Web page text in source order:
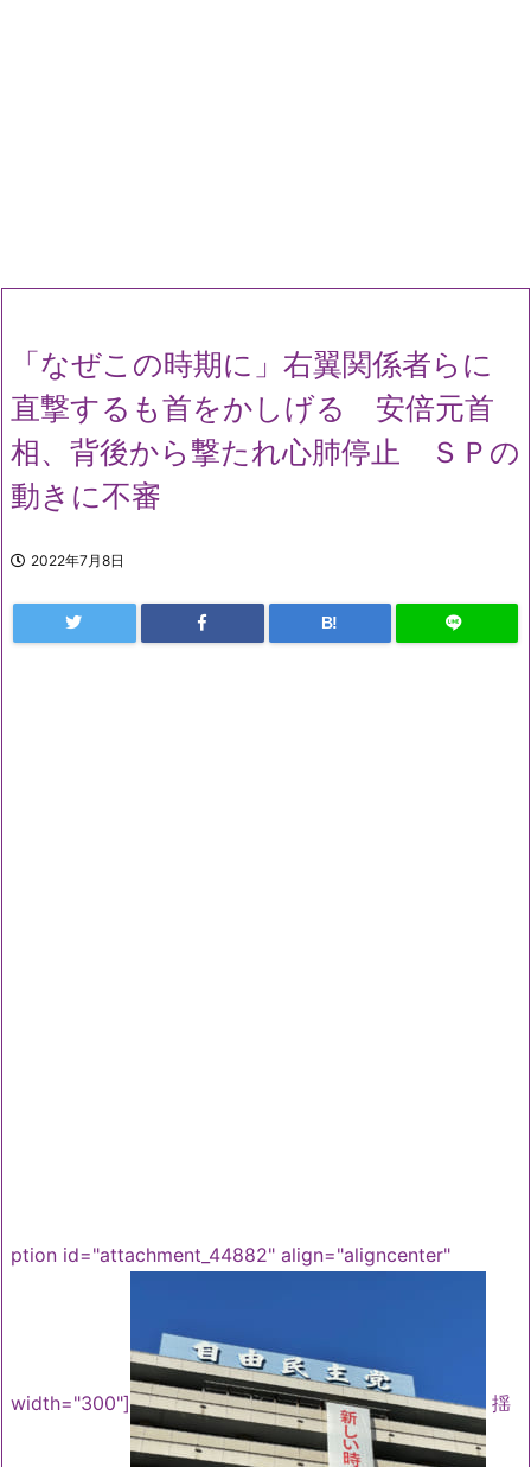
「なぜこの時期に」右翼関係者らに
直撃するも首をかしげる 安倍元首
相、背後から撃たれ心肺停止 ＳＰの
動きに不審
2022年7月8日
B!
ption id="attachment_44882" align="aligncenter"
width="300"] 揺